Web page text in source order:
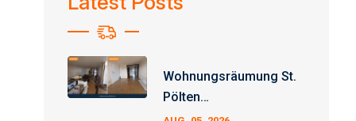
Wohnungsräumung St.
Pölten
Erfahrungsbericht –